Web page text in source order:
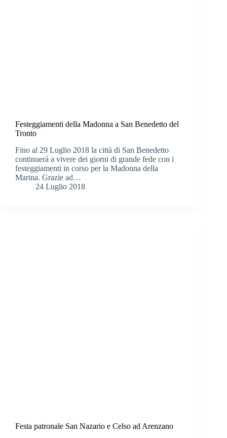
Festeggiamenti della Madonna a San Benedetto del
Tronto
Fino al 29 Luglio 2018 la città di San Benedetto
continuerà a vivere dei giorni di grande fede con i
festeggiamenti in corso per la Madonna della
Marina. Grazie ad…
24 Luglio 2018
Festa patronale San Nazario e Celso ad Arenzano